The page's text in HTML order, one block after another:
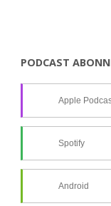
PODCAST
Apple
Spotify
Android